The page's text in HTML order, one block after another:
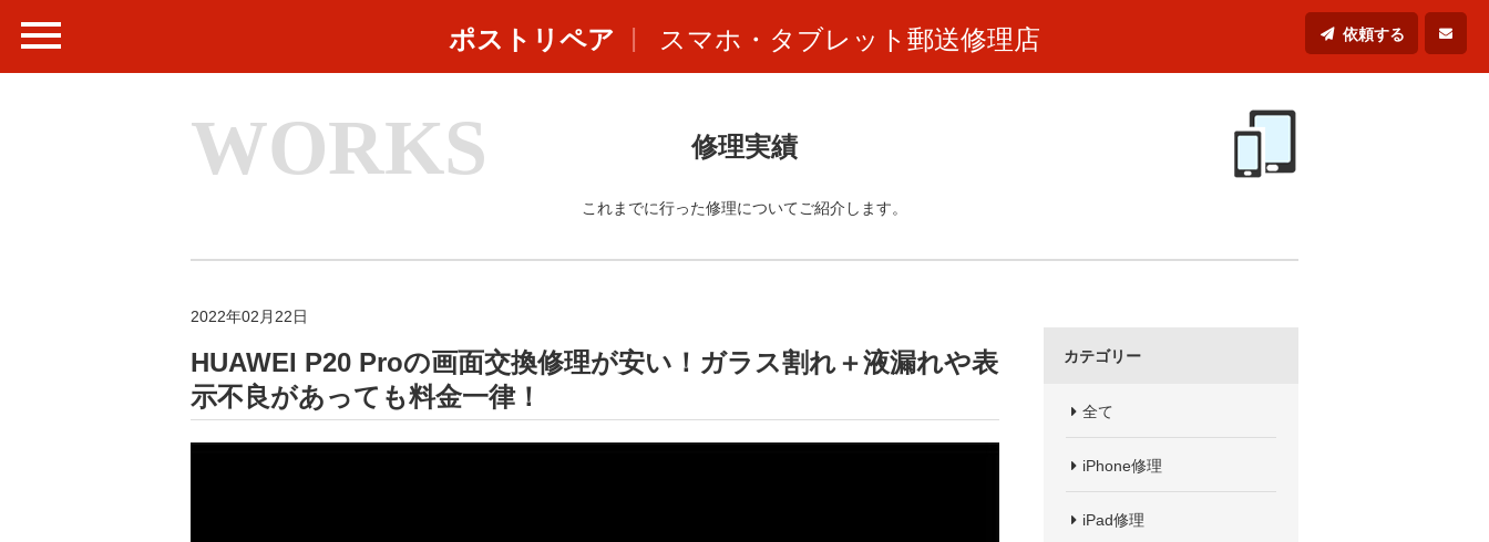
ポストリペア スマホ・タブレット郵送修理店 依頼する
WORKS 修理実績
これまでに行った修理についてご紹介します。
2022年02月22日
HUAWEI P20 Proの画面交換修理が安い！ガラス割れ＋液漏れや表
示不良があっても料金一律！
カテゴリー
全て
iPhone修理
iPad修理